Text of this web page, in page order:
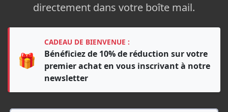
directement dans votre boîte mail.
🎁
CADEAU DE BIENVENUE :
Bénéficiez de 10% de réduction sur votre
premier achat en vous inscrivant à notre
newsletter